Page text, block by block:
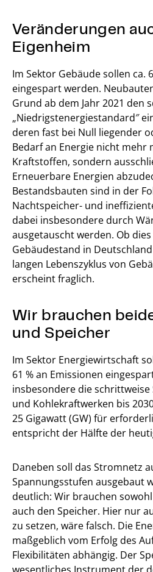
Veränderungen
Eigenheim
Im Sektor Gebäude sollen ca.
eingespart werden.
Grund ab dem Jahr 2021 den
„Niedrigstenergiestandard″
deren fast bei Null liegender
Bedarf an Energie nicht mehr
Kraftstoffen, sondern
Erneuerbare Energien
Bestandsbauten sind in der
Nachtspeicher- und
dabei insbesondere durch
ausgetauscht werden. Ob
Gebäudestand in
langen Lebenszyklus von
erscheint fraglich.
Wir brauchen
und Speicher
Im Sektor Energiewirtschaft
61 % an Emissionen
insbesondere die
und Kohlekraftwerken bis
25 Gigawatt (GW) für
entspricht der Hälfte der
Daneben soll das Stromnetz
Spannungsstufen ausgebaut
deutlich: Wir brauchen
auch den Speicher. Hier nur
zu setzen, wäre falsch. Die
maßgeblich vom Erfolg des
Flexibilitäten abhängig. Der